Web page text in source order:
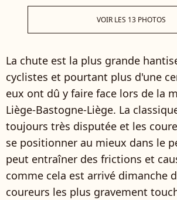
VOIR LES 13 PHOTOS
La chute est la plus grande
cyclistes et pourtant plus d'une
eux ont dû y faire face lors de la
Liège-Bastogne-Liège. La
toujours très disputée et les
se positionner au mieux dans le
peut entraîner des frictions et
comme cela est arrivé dimanche
coureurs les plus gravement